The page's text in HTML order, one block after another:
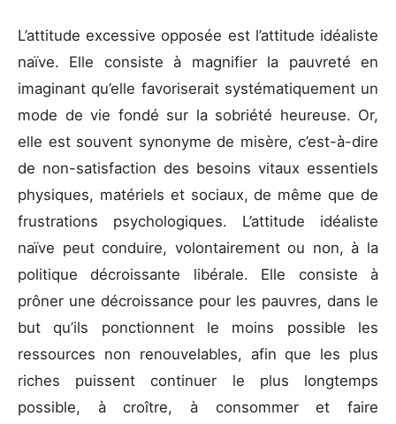
L’attitude excessive opposée est l’attitude idéaliste
naïve. Elle consiste à magnifier la pauvreté en
imaginant qu’elle favoriserait systématiquement un
mode de vie fondé sur la sobriété heureuse. Or,
elle est souvent synonyme de misère, c’est-à-dire
de non-satisfaction des besoins vitaux essentiels
physiques, matériels et sociaux, de même que de
frustrations psychologiques. L’attitude idéaliste
naïve peut conduire, volontairement ou non, à la
politique décroissante libérale. Elle consiste à
prôner une décroissance pour les pauvres, dans le
but qu’ils ponctionnent le moins possible les
ressources non renouvelables, afin que les plus
riches puissent continuer le plus longtemps
possible, à croître, à consommer et faire